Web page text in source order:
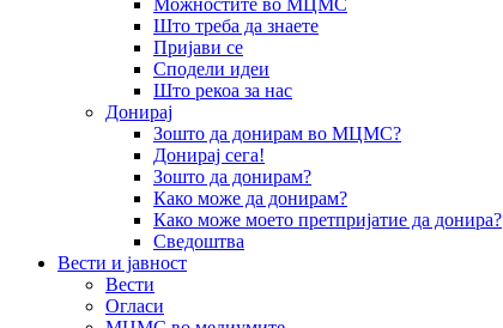
Што треба да знаете
Пријави се
Сподели идеи
Што рекоа за нас
Донирај
Зошто да донирам во МЦМС?
Донирај сега!
Зошто да донирам?
Како може да донирам?
Како може моето претпријатие да донира?
Сведоштва
Вести и јавност
Вести
Огласи